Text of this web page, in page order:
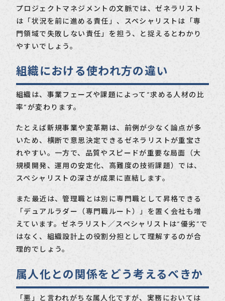
プロジェクトマネジメントの文脈では、ゼネラリスト
は「状況を前に進める責任」、スペシャリストは「専
門領域で失敗しない責任」を担う、と捉えるとわかり
やすいでしょう。
組織における使われ方の違い
組織は、事業フェーズや課題によって“求める人材の比
率”が変わります。
たとえば新規事業や変革期は、前例が少なく論点が多
いため、横断で意思決定できるゼネラリストが重宝さ
れやすい。一方で、品質やスピードが重要な局面（大
規模開発、運用の安定化、高難度の技術課題）では、
スペシャリストの深さが成果に直結します。
また最近は、管理職とは別に専門職として昇格できる
「デュアルラダー（専門職ルート）」を置く会社も増
えています。ゼネラリスト／スペシャリストは“優劣”で
はなく、組織設計上の役割分担として理解するのが合
理的でしょう。
属人化との関係をどう考えるべきか
「悪」と言われがちな属人化ですが、実務においては